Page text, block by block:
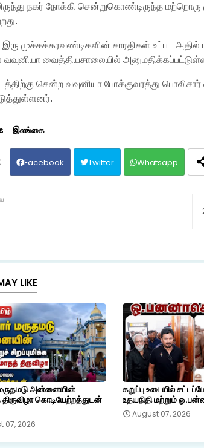
நகர் நோக்கி சென்றுகொண்டிருந்த
இரு முச்சக்கரவண்டிகளின் சாரதிகள் உட்பட
வவுனியா வைத்தியசாலையில்
சென்ற வவுனியா போக்குவரத்து
இலங்கை
Facebook Twitter Whatsapp
LIKE
அன்னையின்
கொடியேற்றத்துடன்
07, 2026
கறுப்பு உடையில்
உதயநிதி மற்றும்
August 07, 2026